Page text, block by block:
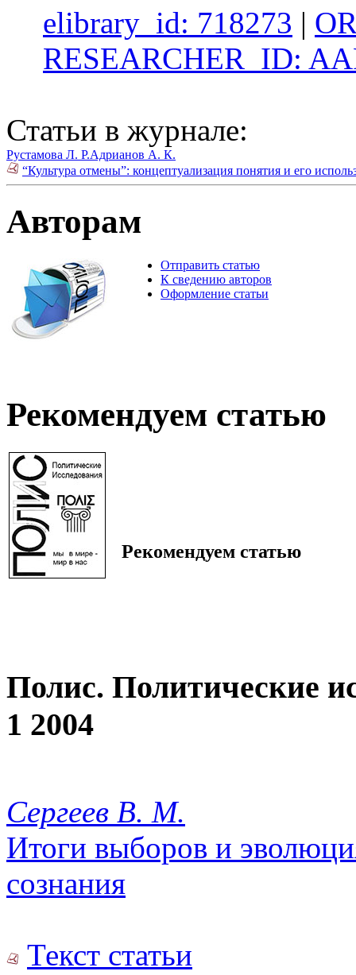
elibrary_id: 718273 |
RESEARCHER_ID:
Статьи в журнале:
Рустамова Л. Р.Адрианов А. К.
“Культура отмены”: концептуализация понятия и его
Авторам
Отправить статью
К сведению авторов
Оформление статьи
Рекомендуем статью
Рекомендуем статью
Полис. Политические
1 2004
Сергеев В. М.
Итоги выборов и
сознания
Текст статьи